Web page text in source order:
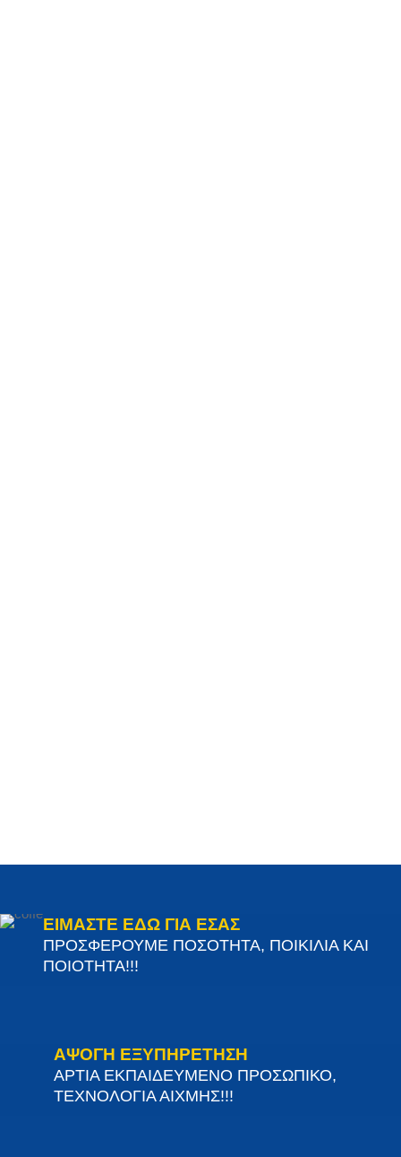
ΕΙΜΑΣΤΕ ΕΔΩ ΓΙΑ ΕΣΑΣ
ΠΡΟΣΦΕΡΟΥΜΕ ΠΟΣΟΤΗΤΑ, ΠΟΙΚΙΛΙΑ ΚΑΙ
ΠΟΙΟΤΗΤΑ!!!
ΑΨΟΓΗ ΕΞΥΠΗΡΕΤΗΣΗ
ΑΡΤΙΑ ΕΚΠΑΙΔΕΥΜΕΝΟ ΠΡΟΣΩΠΙΚΟ,
ΤΕΧΝΟΛΟΓΙΑ ΑΙΧΜΗΣ!!!